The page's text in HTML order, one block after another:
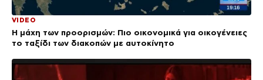
VIDEO
Η μάχη των προορισμών: Πιο οικονομικά για οικογένειες
το ταξίδι των διακοπών με αυτοκίνητο